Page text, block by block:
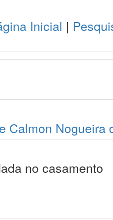
Inicial |
Calmon Nogueira
no casamento